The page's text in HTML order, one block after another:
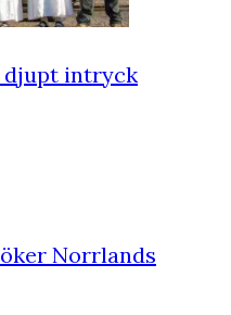
djupt intryck
Norrlands